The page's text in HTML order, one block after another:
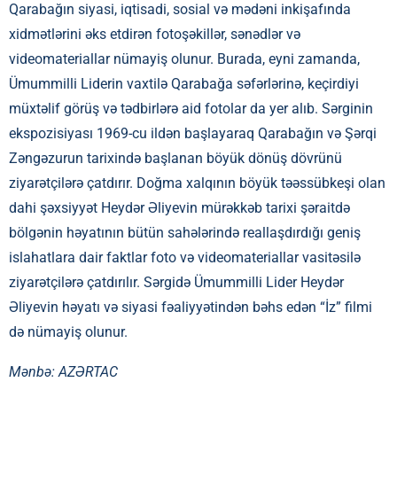
Qarabağın siyasi, iqtisadi, sosial və mədəni inkişafında
xidmətlərini əks etdirən fotoşəkillər, sənədlər və
videomateriallar nümayiş olunur. Burada, eyni zamanda,
Ümummilli Liderin vaxtilə Qarabağa səfərlərinə, keçirdiyi
müxtəlif görüş və tədbirlərə aid fotolar da yer alıb. Sərginin
ekspozisiyası 1969-cu ildən başlayaraq Qarabağın və Şərqi
Zəngəzurun tarixində başlanan böyük dönüş dövrünü
ziyarətçilərə çatdırır. Doğma xalqının böyük təəssübkeşi olan
dahi şəxsiyyət Heydər Əliyevin mürəkkəb tarixi şəraitdə
bölgənin həyatının bütün sahələrində reallaşdırdığı geniş
islahatlara dair faktlar foto və videomateriallar vasitəsilə
ziyarətçilərə çatdırılır. Sərgidə Ümummilli Lider Heydər
Əliyevin həyatı və siyasi fəaliyyətindən bəhs edən “İz” filmi
də nümayiş olunur.
Mənbə:AZƏRTAC